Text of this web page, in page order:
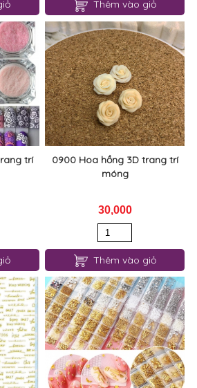
Thêm vào giỏ
trí
0900 Hoa hồng 3D trang trí
móng
30,000
Thêm vào giỏ